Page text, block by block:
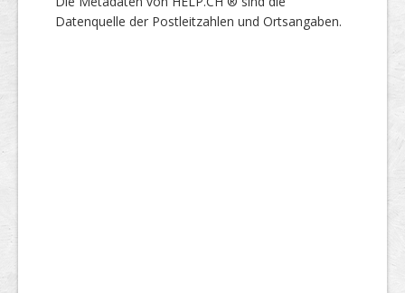
Datenquelle der Postleitzahlen und Ortsangaben.